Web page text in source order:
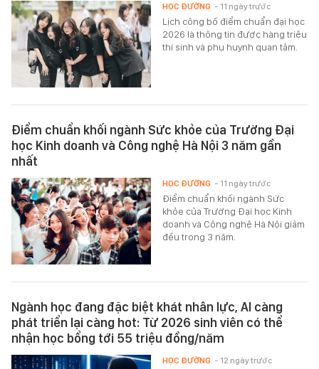
Lịch công bố điểm chuẩn đại học
2026 là thông tin được hàng triệu
thí sinh và phụ huynh quan tâm.
HỌC ĐƯỜNG - 11 ngày trước
Điểm chuẩn khối ngành Sức khỏe của Trường Đại
học Kinh doanh và Công nghệ Hà Nội 3 năm gần
nhất
Điểm chuẩn khối ngành Sức
khỏe của Trường Đại học Kinh
doanh và Công nghệ Hà Nội giảm
đều trong 3 năm.
HỌC ĐƯỜNG - 11 ngày trước
Ngành học đang đặc biệt khát nhân lực, AI càng
phát triển lại càng hot: Từ 2026 sinh viên có thể
nhận học bổng tới 55 triệu đồng/năm
HỌC ĐƯỜNG - 12 ngày trước